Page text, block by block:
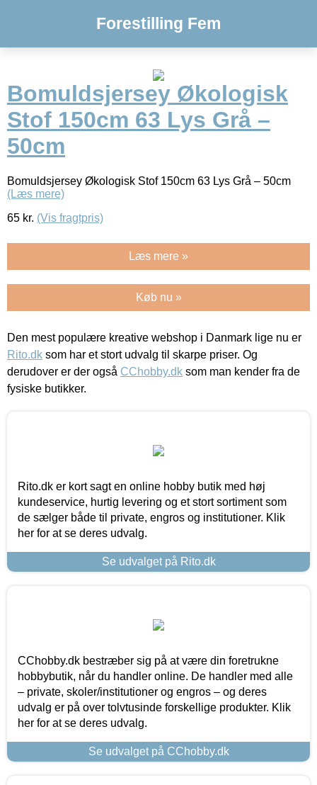
Forestilling Fem
Bomuldsjersey Økologisk
Stof 150cm 63 Lys Grå –
50cm
Bomuldsjersey Økologisk Stof 150cm 63 Lys Grå – 50cm
(Læs mere)
65 kr. (Vis fragtpris)
Læs mere »
Køb nu »
Den mest populære kreative webshop i Danmark lige nu er
Rito.dk som har et stort udvalg til skarpe priser. Og
derudover er der også CChobby.dk som man kender fra de
fysiske butikker.
Rito.dk er kort sagt en online hobby butik med høj
kundeservice, hurtig levering og et stort sortiment som
de sælger både til private, engros og institutioner. Klik
her for at se deres udvalg.
Se udvalget på Rito.dk
CChobby.dk bestræber sig på at være din foretrukne
hobbybutik, når du handler online. De handler med alle
– private, skoler/institutioner og engros – og deres
udvalg er på over tolvtusinde forskellige produkter. Klik
her for at se deres udvalg.
Se udvalget på CChobby.dk